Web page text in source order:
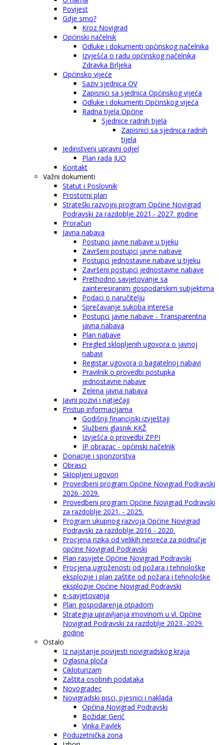
Povijest
Gdje smo?
Kroz Novigrad
Općinski načelnik
Odluke i dokumenti općinskog načelnika
Izvješća o radu općinskog načelnika
Zdravka Brljeka
Općinsko vijeće
Saziv sjednica OV
Zapisnici sa sjednica Općinskog vijeća
Odluke i dokumenti Općinskog vijeća
Radna tijela Općine
Sjednice radnih tijela
Zapisnici sa sjednica radnih
tijela
Jedinstveni upravni odjel
Plan rada JUO
Kontakt
Važni dokumenti
Statut i Poslovnik
Prostorni plan
Strateški razvojni program Općine Novigrad
Podravski za razdoblje 2021.- 2027. godine
Proračun
Javna nabava
Postupci javne nabave u tijeku
Završeni postupci javne nabave
Postupci jednostavne nabave u tijeku
Završeni postupci jednostavne nabave
Prethodno savjetovanje sa
zainteresiranim gospodarskim subjektima
Podaci o naručitelju
Sprečavanje sukoba interesa
Postupci javne nabave - Transparentna
javna nabava
Plan nabave
Pregled sklopljenih ugovora o javnoj
nabavi
Registar ugovora o bagatelnoj nabavi
Pravilnik o provedbi postupka
jednostavne nabave
Zelena javna nabava
Javni pozivi i natječaji
Pristup informacijama
Godišnji financijski izvještaji
Službeni glasnik KKŽ
Izvješća o provedbi ZPPI
IP obrazac - općinski načelnik
Donacije i sponzorstva
Obrasci
Sklopljeni ugovori
Provedbeni program Općine Novigrad Podravski
2026.-2029.
Provedbeni program Općine Novigrad Podravski
za razdoblje 2021. - 2025.
Program ukupnog razvoja Općine Novigrad
Podravski za razdoblje 2016 - 2020.
Procjena rizika od velikih nesreća za područje
općine Novigrad Podravski
Plan rasvjete Općine Novigrad Podravski
Procjena ugroženosti od požara i tehnološke
eksplozije i plan zaštite od požara i tehnološke
eksplozije Općine Novigrad Podravski
e-savjetovanja
Plan gospodarenja otpadom
Strategija upravljanja imovinom u vl. Općine
Novigrad Podravski za razdoblje 2023.-2029.
godine
Ostalo
Iz najstarije povijesti novigradskog kraja
Oglasna ploča
Cikloturizam
Zaštita osobnih podataka
Novogradec
Novigradski pisci, pjesnici i naklada
Općina Novigrad Podravski
Božidar Gerić
Vinka Pavlek
Poduzetnička zona